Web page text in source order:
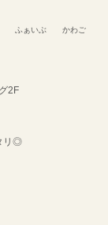
ぐ ふぁいぶ かわご
2F
リ◎